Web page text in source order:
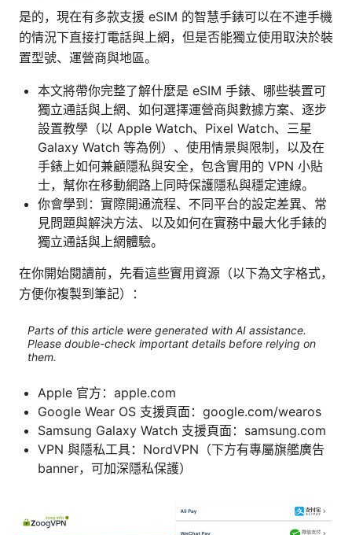
是的，現在有多款支援 eSIM 的智慧手錶可以在不連手機
的情況下直接打電話與上網，但是否能獨立使用取決於裝
置型號、運營商與地區。
本文將帶你完整了解什麼是 eSIM 手錶、哪些裝置可
獨立通話與上網、如何選擇運營商與數據方案、逐步
設置教學（以 Apple Watch、Pixel Watch、三星
Galaxy Watch 等為例）、使用情景與限制，以及在
手錶上如何兼顧隱私與安全，包含實用的 VPN 小貼
士，幫你在移動網路上同時保護隱私與穩定連線。
你會學到：實際開通流程、不同平台的設定差異、常
見問題與解決方法、以及如何在實務中最大化手錶的
獨立通話與上網體驗。
在你開始閱讀前，先看這些實用資源（以下為文字格式，
方便你複製到筆記）：
Parts of this article were generated with AI assistance.
Please double-check important details before relying on
them.
Apple 官方：apple.com
Google Wear OS 支援頁面：google.com/wearos
Samsung Galaxy Watch 支援頁面：samsung.com
VPN 與隱私工具：NordVPN（下方有專屬旗艦廣告
banner，可加深隱私保護）